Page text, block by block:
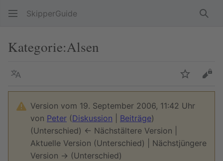
SkipperGuide
Kategorie:Alsen
Sprache
Version vom 19. September 2006, 11:42 Uhr
von Peter (Diskussion Beiträge)
(Unterschied) ← Nächstältere Version |
Aktuelle Version (Unterschied) | Nächstjüngere
Version → (Unterschied)